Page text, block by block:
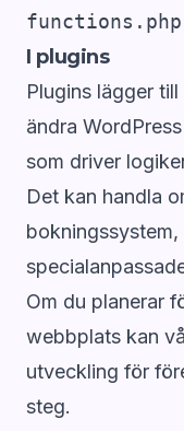
functions.php
I plugins
Plugins lägger
ändra
som driver
Det kan handla
Om du planerar
webbplats kan
utveckling för
steg.